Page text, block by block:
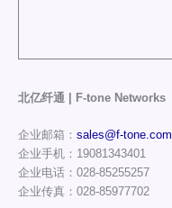
北亿纤通 | F-tone Networks
企业邮箱： sales@f-tone.com
企业手机：19081343401
企业电话：028-85255257
企业传真：028-85977702